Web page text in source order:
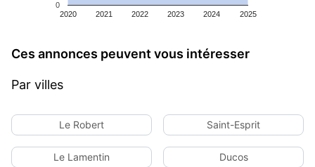
2020 2021 2022 2023 2024 2025
0
Ces annonces peuvent vous intéresser
Par villes
Le Robert Saint-Esprit
Le Lamentin Ducos